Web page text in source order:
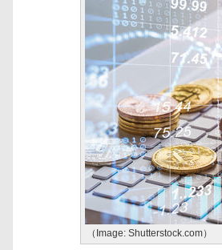
（Image: Shutterstock.com）